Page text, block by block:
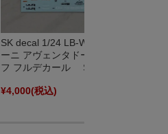
SK decal 1/24 LB-WORKS ランボルギ
ーニ アヴェンタドール Ver.2 Gulf ガル
フ フルデカール SK24205
¥4,000(税込)